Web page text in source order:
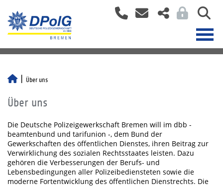
Über uns
Über uns
Die Deutsche Polizeigewerkschaft Bremen will im dbb -
beamtenbund und tarifunion -, dem Bund der
Gewerkschaften des öffentlichen Dienstes, ihren Beitrag zur
Verwirklichung des sozialen Rechtsstaates leisten. Dazu
gehören die Verbesserungen der Berufs- und
Lebensbedingungen aller Polizeibediensteten sowie die
moderne Fortentwicklung des öffentlichen Dienstrechts. Die